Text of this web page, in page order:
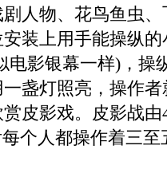
人物、花鸟鱼虫
装上用手能操纵
电影银幕一样)，操
盏灯照亮，操作
赏皮影戏。皮影战
每个人都操作着三